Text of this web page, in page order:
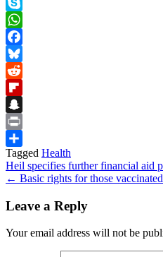
Teams
Skype
WhatsApp
Facebook
Bluesky
Reddit
Flipboard
Snapchat
Print
Share
Tagged Health
Post
navigation
Heil specifies further financial aid
← Basic rights for those
Leave a Reply
Your email address will not be